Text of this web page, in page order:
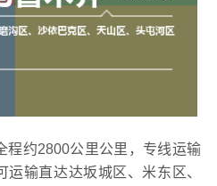
程约2800公里公里，专线运输
输直达达坂城区、米东区、